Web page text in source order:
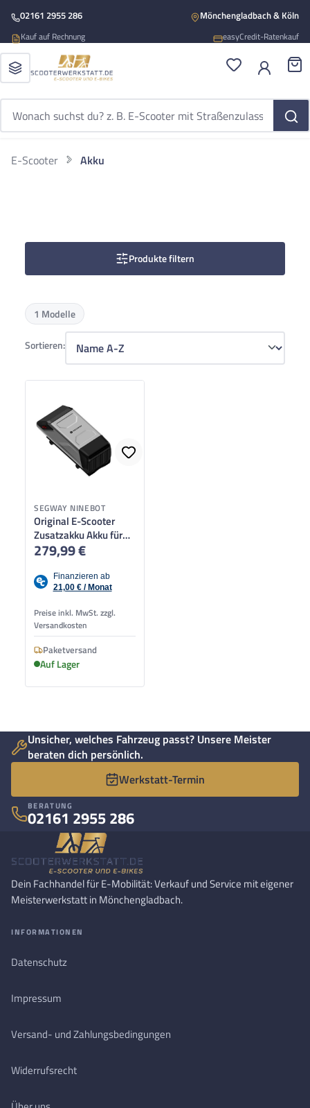
Zum Hauptinhalt springen
Kauf auf Rechnung easyCredit-Ratenkauf
Mönchengladbach & Köln
02161 2955 286
Du hast 0
E-Scooter Akku
Produkte filtern
1 Modelle
Sortieren:
SEGWAY NINEBOT
Original E-Scooter
Zusatzakku Akku für
Segway G3, F3, GT3
10Ah SW
Regulärer Preis:
279,99 €
Preise inkl. MwSt. zzgl.
Versandkosten
Paketversand
Auf Lager
Unsicher, welches Fahrzeug passt? Unsere Meister
beraten dich persönlich.
Werkstatt-Termin
BERATUNG
02161 2955 286
Dein Fachhandel für E-Mobilität: Verkauf und Service mit eigener
Meisterwerkstatt in Mönchengladbach.
INFORMATIONEN
Datenschutz
Impressum
Versand- und Zahlungsbedingungen
Widerrufsrecht